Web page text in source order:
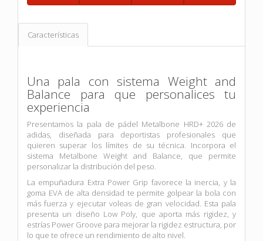
Características
Una pala con sistema Weight and
Balance para que personalices tu
experiencia
Presentamos la pala de pádel Metalbone HRD+ 2026 de
adidas, diseñada para deportistas profesionales que
quieren superar los límites de su técnica. Incorpora el
sistema Metalbone Weight and Balance, que permite
personalizar la distribución del peso.
La empuñadura Extra Power Grip favorece la inercia, y la
goma EVA de alta densidad te permite golpear la bola con
más fuerza y ejecutar voleas de gran velocidad. Esta pala
presenta un diseño Low Poly, que aporta más rigidez, y
estrías Power Groove para mejorar la rigidez estructura, por
lo que te ofrece un rendimiento de alto nivel.